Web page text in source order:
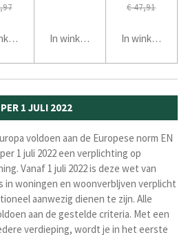
In winkelwagen
€ 47,91
In winkelwagen
1 JULI 2022
voldoen aan de Europese norm EN
1 juli 2022 een verplichting op
Vanaf 1 juli 2022 is deze wet van
in woningen en woonverbljven verplicht
aanwezig dienen te zijn. Alle
aan de gestelde criteria. Met een
verdieping, wordt je in het eerste